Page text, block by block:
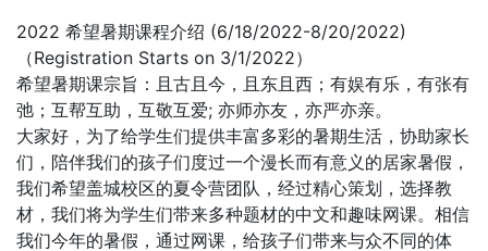
2022 希望暑期课程介绍 (6/18/2022-8/20/2022)
（Registration Starts on 3/1/2022）
希望暑期课宗旨：且古且今，且东且西；有娱有乐，有张有
弛；互帮互助，互敬互爱; 亦师亦友，亦严亦亲。
大家好，为了给学生们提供丰富多彩的暑期生活，协助家长
们，陪伴我们的孩子们度过一个漫长而有意义的居家暑假，
我们希望盖城校区的夏令营团队，经过精心策划，选择教
材，我们将为学生们带来多种题材的中文和趣味网课。相信
我们今年的暑假，通过网课，给孩子们带来与众不同的体